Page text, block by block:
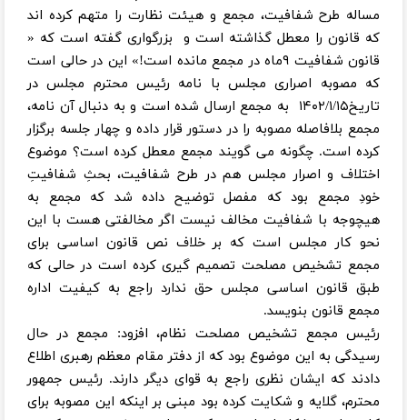
مساله طرح شفافیت، مجمع و هیئت نظارت را متهم کرده اند
که قانون را معطل گذاشته است و بزرگواری گفته است که «
قانون شفافیت ۹ماه در مجمع مانده است!» این در حالی است
که مصوبه اصراری مجلس با نامه رئیس محترم مجلس در
تاریخ۱۴۰۲/۱/۱۵ به مجمع ارسال شده است و به دنبال آن نامه،
مجمع بلافاصله مصوبه را در دستور قرار داده و چهار جلسه برگزار
کرده است. چگونه می گویند مجمع معطل کرده است؟ موضوع
اختلاف و اصرار مجلس هم در طرح شفافیت، بحثِ شفافیتِ
خودِ مجمع بود که مفصل توضیح داده شد که مجمع به
هیچوجه با شفافیت مخالف نیست اگر مخالفتی هست با این
نحو کار مجلس است که بر خلاف نص قانون اساسی برای
مجمع تشخیص مصلحت تصمیم گیری کرده است در حالی که
طبق قانون اساسی مجلس حق ندارد راجع به کیفیت اداره
مجمع قانون بنویسد.
رئیس مجمع تشخیص مصلحت نظام، افزود: مجمع در حال
رسیدگی به این موضوع بود که از دفتر مقام معظم رهبری اطلاع
دادند که ایشان نظری راجع به قوای دیگر دارند. رئیس جمهور
محترم، گلایه و شکایت کرده بود مبنی بر اینکه این مصوبه برای